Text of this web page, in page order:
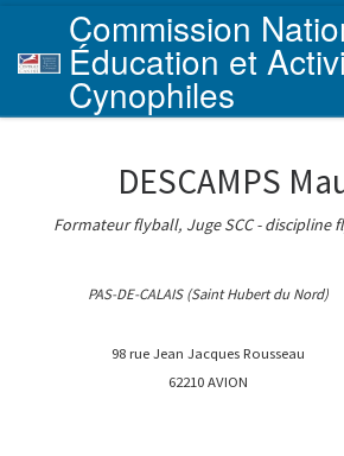
Skip to content
Commission
Éducation et
Cynophiles
DESCAMPS
Formateur flyball, Juge SCC - discipline
PAS-DE-CALAIS (Saint Hubert du Nord)
98 rue Jean Jacques Rousseau
62210 AVION